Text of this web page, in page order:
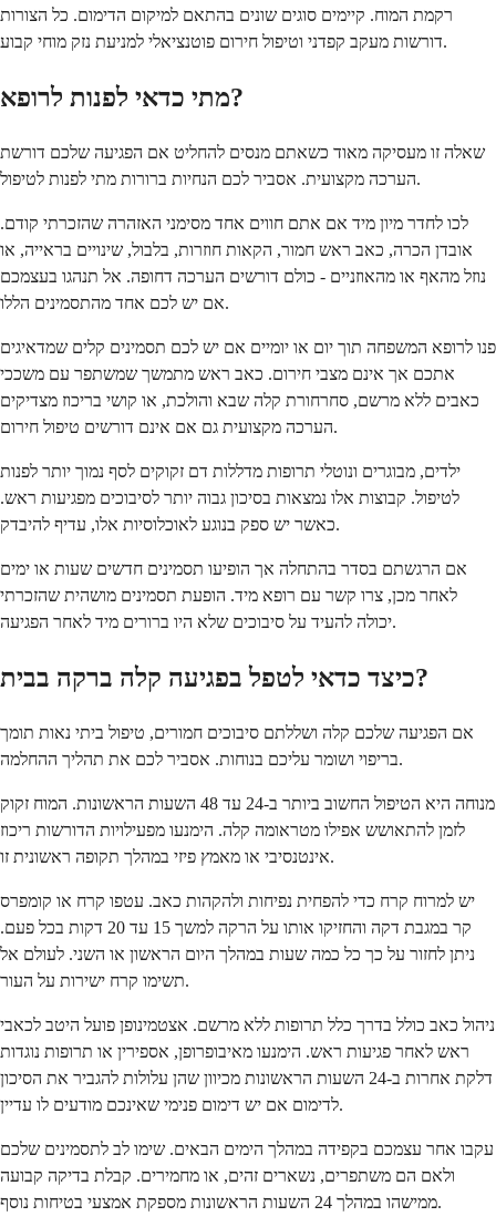
רקמת המוח. קיימים סוגים שונים בהתאם למיקום הדימום. כל הצורות
דורשות מעקב קפדני וטיפול חירום פוטנציאלי למניעת נזק מוחי קבוע.
מתי כדאי לפנות לרופא?
שאלה זו מעסיקה מאוד כשאתם מנסים להחליט אם הפגיעה שלכם דורשת
הערכה מקצועית. אסביר לכם הנחיות ברורות מתי לפנות לטיפול.
לכו לחדר מיון מיד אם אתם חווים אחד מסימני האזהרה שהזכרתי קודם.
אובדן הכרה, כאב ראש חמור, הקאות חוזרות, בלבול, שינויים בראייה, או
נוזל מהאף או מהאוזניים - כולם דורשים הערכה דחופה. אל תנהגו בעצמכם
אם יש לכם אחד מהתסמינים הללו.
פנו לרופא המשפחה תוך יום או יומיים אם יש לכם תסמינים קלים שמדאיגים
אתכם אך אינם מצבי חירום. כאב ראש מתמשך שמשתפר עם משככי
כאבים ללא מרשם, סחרחורת קלה שבא והולכת, או קושי בריכוז מצדיקים
הערכה מקצועית גם אם אינם דורשים טיפול חירום.
ילדים, מבוגרים ונוטלי תרופות מדללות דם זקוקים לסף נמוך יותר לפנות
לטיפול. קבוצות אלו נמצאות בסיכון גבוה יותר לסיבוכים מפגיעות ראש.
כאשר יש ספק בנוגע לאוכלוסיות אלו, עדיף להיבדק.
אם הרגשתם בסדר בהתחלה אך הופיעו תסמינים חדשים שעות או ימים
לאחר מכן, צרו קשר עם רופא מיד. הופעת תסמינים מושהית שהזכרתי
יכולה להעיד על סיבוכים שלא היו ברורים מיד לאחר הפגיעה.
כיצד כדאי לטפל בפגיעה קלה ברקה בבית?
אם הפגיעה שלכם קלה ושללתם סיבוכים חמורים, טיפול ביתי נאות תומך
בריפוי ושומר עליכם בנוחות. אסביר לכם את תהליך ההחלמה.
מנוחה היא הטיפול החשוב ביותר ב-24 עד 48 השעות הראשונות. המוח זקוק
לזמן להתאושש אפילו מטראומה קלה. הימנעו מפעילויות הדורשות ריכוז
אינטנסיבי או מאמץ פיזי במהלך תקופה ראשונית זו.
יש למרוח קרח כדי להפחית נפיחות ולהקהות כאב. עטפו קרח או קומפרס
קר במגבת דקה והחזיקו אותו על הרקה למשך 15 עד 20 דקות בכל פעם.
ניתן לחזור על כך כל כמה שעות במהלך היום הראשון או השני. לעולם אל
תשימו קרח ישירות על העור.
ניהול כאב כולל בדרך כלל תרופות ללא מרשם. אצטמינופן פועל היטב לכאבי
ראש לאחר פגיעות ראש. הימנעו מאיבופרופן, אספירין או תרופות נוגדות
דלקת אחרות ב-24 השעות הראשונות מכיוון שהן עלולות להגביר את הסיכון
לדימום אם יש דימום פנימי שאינכם מודעים לו עדיין.
עקבו אחר עצמכם בקפידה במהלך הימים הבאים. שימו לב לתסמינים שלכם
ולאם הם משתפרים, נשארים זהים, או מחמירים. קבלת בדיקה קבועה
ממישהו במהלך 24 השעות הראשונות מספקת אמצעי בטיחות נוסף.